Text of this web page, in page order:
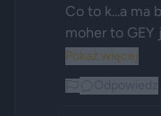
Co to k...a ma
moher to GEY
Pokaż więcej